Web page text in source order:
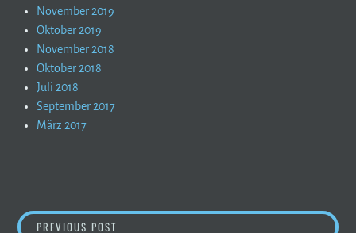
November 2019
Oktober 2019
November 2018
Oktober 2018
Juli 2018
September 2017
März 2017
PREVIOUS POST BERGBERICHT – SO WIRD´S AM WOCHENENDE